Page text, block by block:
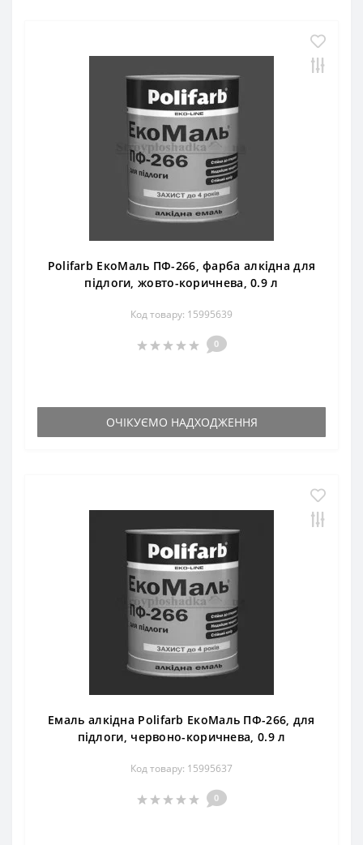
Polifarb ЕкоМаль ПФ-266, фарба алкідна для
підлоги, жовто-коричнева, 0.9 л
Код товару: 15995639
0
ОЧІКУЄМО НАДХОДЖЕННЯ
Емаль алкідна Polifarb ЕкоМаль ПФ-266, для
підлоги, червоно-коричнева, 0.9 л
Код товару: 15995637
0